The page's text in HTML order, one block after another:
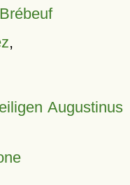
,
Augustinus